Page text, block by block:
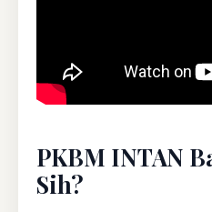
PKBM INTAN
Sih?